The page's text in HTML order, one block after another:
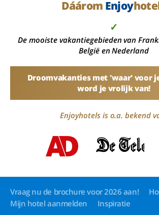
Dáárom Enjoy
✓
De mooiste vakantiegebieden van
België en Nederland
Droomvakanties met 'waar' voor
word je vrolijk van!
Enjoyhotels is o.a. bekend
Vraag nu de brochure voor 2026 aan!
Mijn hotel aanmelden
Inspiratie